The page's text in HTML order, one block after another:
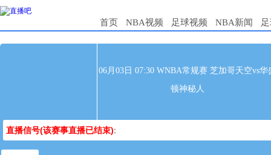
首页 NBA视频 足球视频 NBA新闻
06月03日 07:30 WNBA常规赛 芝加哥天空vs华
顿神秘人
直播信号(该赛事直播已结束):